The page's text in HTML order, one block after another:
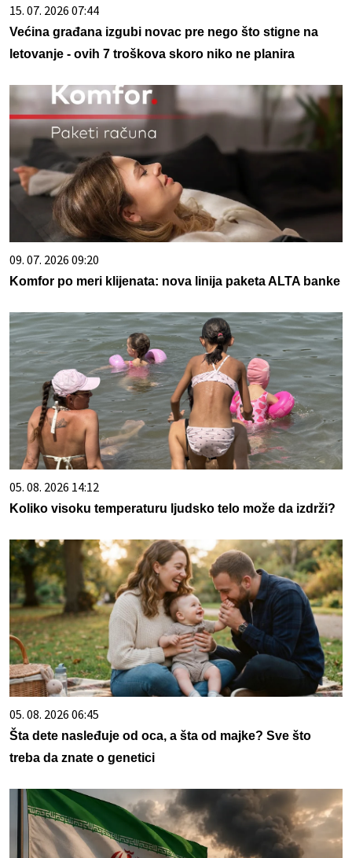
15. 07. 2026 07:44
Većina građana izgubi novac pre nego što stigne na
letovanje - ovih 7 troškova skoro niko ne planira
09. 07. 2026 09:20
Komfor po meri klijenata: nova linija paketa ALTA banke
05. 08. 2026 14:12
Koliko visoku temperaturu ljudsko telo može da izdrži?
05. 08. 2026 06:45
Šta dete nasleđuje od oca, a šta od majke? Sve što
treba da znate o genetici